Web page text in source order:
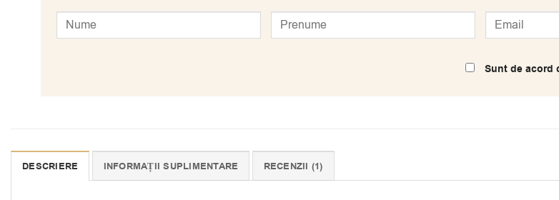
Sunt de acord
DESCRIERE INFORMAȚII SUPLIMENTARE RECENZII (1)